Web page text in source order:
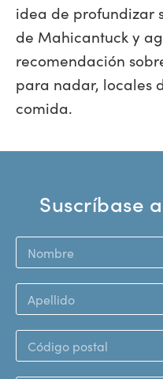
idea de profundizar
de Mahicantuck y
recomendación
para nadar, locales
comida.
Suscríbase